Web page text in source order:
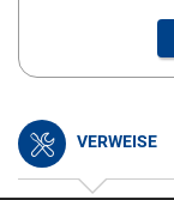
VERWEISE